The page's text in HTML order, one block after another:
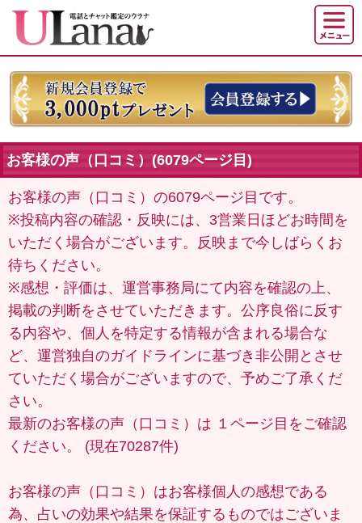
お客様の声（口コミ）(6079ページ目)
お客様の声（口コミ）の6079ページ目です。
※投稿内容の確認・反映には、3営業日ほどお時間を
いただく場合がございます。反映まで今しばらくお
待ちください。
※感想・評価は、運営事務局にて内容を確認の上、
掲載の判断をさせていただきます。公序良俗に反す
る内容や、個人を特定する情報が含まれる場合な
ど、運営独自のガイドラインに基づき非公開とさせ
ていただく場合がございますので、予めご了承くだ
さい。
最新のお客様の声（口コミ）は １ページ目 をご確認
ください。 (現在70287件)
お客様の声（口コミ）はお客様個人の感想である
為、占いの効果や結果を保証するものではございま